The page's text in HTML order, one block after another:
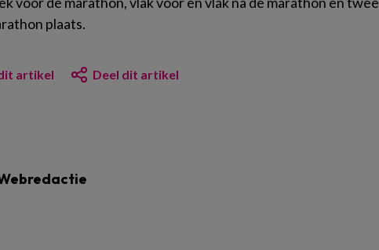
plaats.
artikel Deel dit artikel